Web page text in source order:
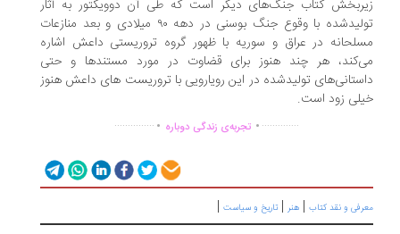
کتاب جنگ‌های دیگر است که طی آن دوویکتور به آثار
تولیدشده با وقوع جنگ بوسنی در دهه ۹۰ میلادی و بعد منازعات
در عراق و سوریه با ظهور گروه تروریستی داعش اشاره
هر چند هنوز برای قضاوت در مورد مستندها و حتی
تولیدشده در این رویارویی با تروریست های داعش هنوز
زود است.
............... .تجربه‌ی زندگی دوباره ...............
و نقد کتاب|هنر|تاریخ و سیاست |